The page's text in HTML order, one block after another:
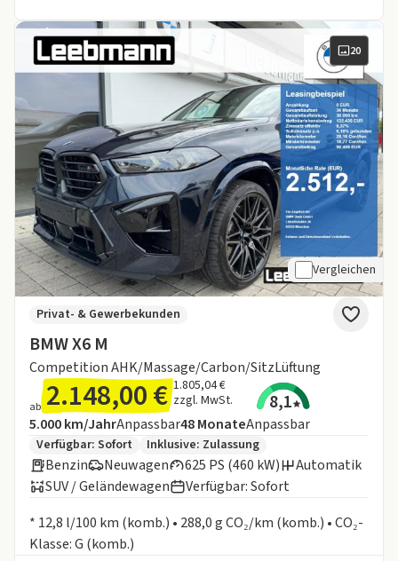
20
Vergleichen
BMW X6 M
Competition AHK/Massage/Carbon/SitzLüftung
Privat- & Gewerbekunden
ab 2.148,00 € 1.805,04 €
zzgl. MwSt.
8,1
Angebotsdetails:
Inklusive Laufleistung
5.000 km/JahrAnpassbarLaufzeit
48MonateAnpassbar
Zusätzliche Fahrzeuginformationen:
Verfügbar: Sofort Inklusive: Zulassung
Benzin Neuwagen 625 PS (460 kW)
Automatik
SUV / Geländewagen
Verfügbar: Sofort
* 12,8 l/100 km (komb.) • 288,0 g CO₂/km (komb.) • CO₂-
Klasse: G (komb.)